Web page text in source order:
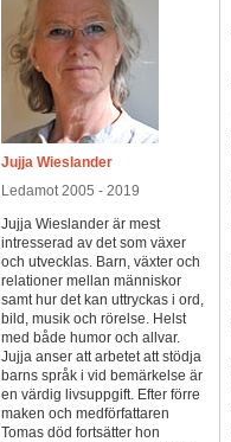
Jujja Wieslander
Ledamot 2005 - 2019
Jujja Wieslander är mest
intresserad av det som växer
och utvecklas. Barn, växter och
relationer mellan människor
samt hur det kan uttryckas i ord,
bild, musik och rörelse. Helst
med både humor och allvar.
Jujja anser att arbetet att stödja
barns språk i vid bemärkelse är
en värdig livsuppgift. Efter förre
maken och medförfattaren
Tomas död fortsätter hon